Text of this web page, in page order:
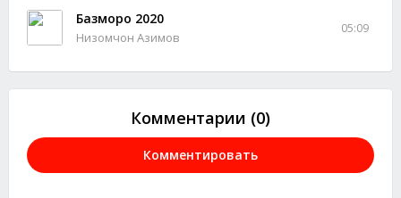
Базморо 2020
Низомчон Азимов
05:09
Комментарии (0)
Комментировать